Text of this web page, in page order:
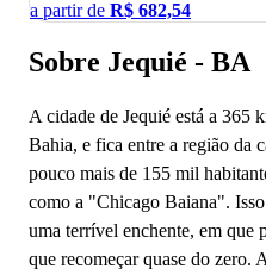
a partir de R$ 682,54
Sobre Jequié - BA
A cidade de Jequié está a 365
Bahia, e fica entre a região da
pouco mais de 155 mil
como a "Chicago Baiana".
uma terrível enchente, em que
que recomeçar quase do zero.